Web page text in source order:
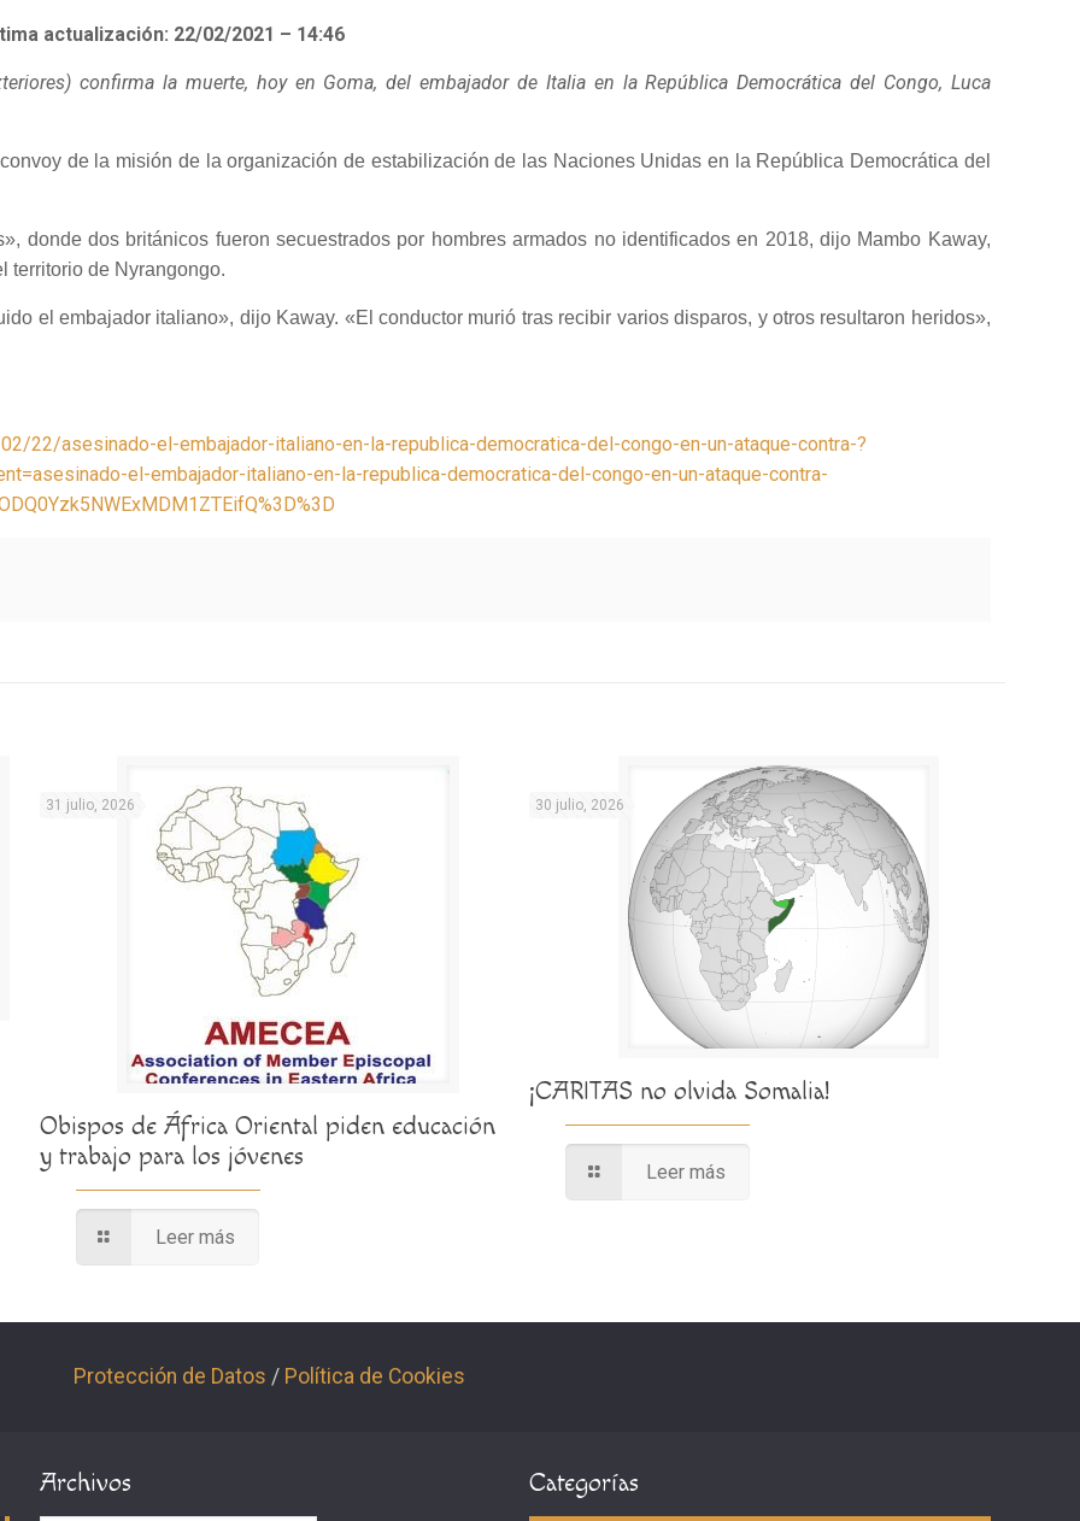
actualización: 22/02/2021 – 14:46
confirma la muerte, hoy en Goma, del embajador de Italia en la República Democrática del Congo, Luca
de la misión de la organización de estabilización de las Naciones Unidas en la República Democrática del
donde dos británicos fueron secuestrados por hombres armados no identificados en 2018, dijo Mambo Kaway,
territorio de Nyrangongo.
el embajador italiano», dijo Kaway. «El conductor murió tras recibir varios disparos, y otros resultaron heridos»,
22/asesinado-el-embajador-italiano-en-la-republica-democratica-del-congo-en-un-ataque-contra-?
el-embajador-italiano-en-la-republica-democratica-del-congo-en-un-ataque-contra-
31 julio, 2026
Obispos de África Oriental piden educación
y trabajo para los jóvenes
Leer más
30 julio, 2026
¡CARITAS no olvida Somalia!
Leer más
Protección de Datos / Política de Cookies
Archivos Categorías